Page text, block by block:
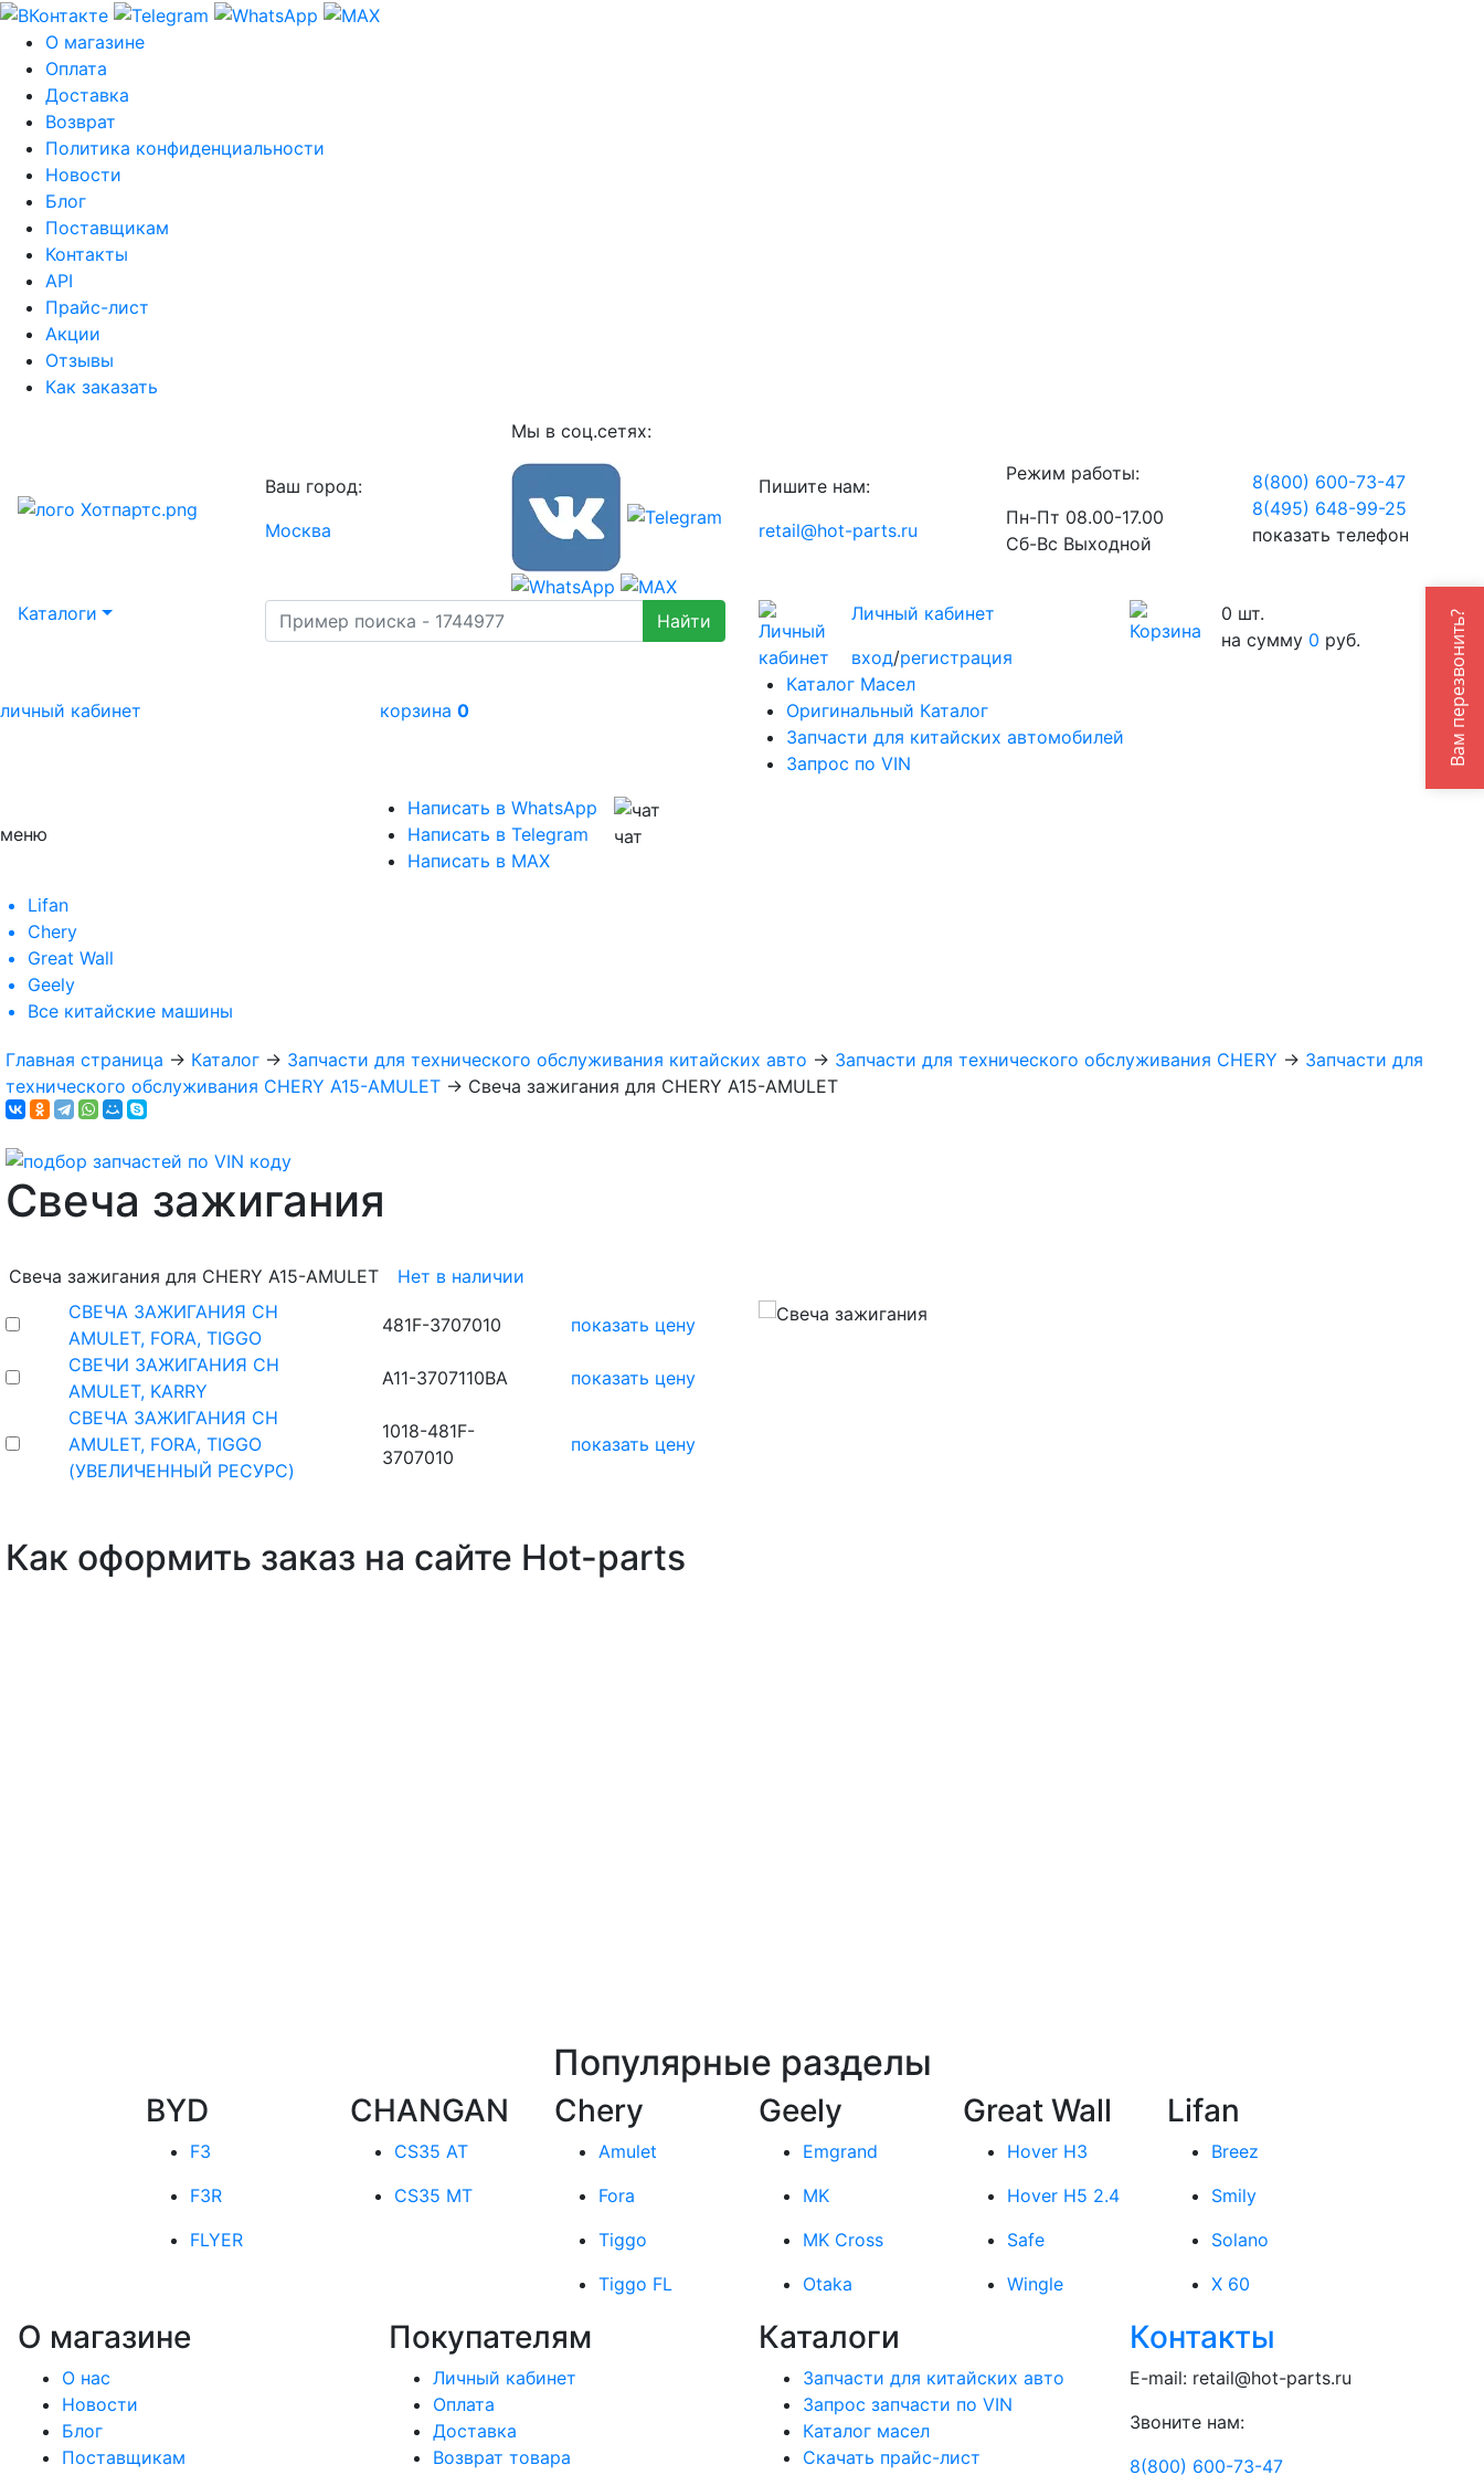
О магазине
Оплата
Доставка
Возврат
Политика конфиденциальности
Новости
Блог
Поставщикам
Контакты
API
Прайс-лист
Акции
Отзывы
Как заказать
Ваш город:
Москва
Мы в соц.сетях:
Пишите нам:
retail@hot-parts.ru
Режим работы:
Пн-Пт 08.00-17.00
Сб-Вс Выходной
8(800) 600-73-47
8(495) 648-99-25
показать телефон
Каталоги
Личный кабинет
вход/регистрация
0 шт.
на сумму 0 руб.
личный кабинет корзина 0
Каталог Масел
Оригинальный Каталог
Запчасти для китайских автомобилей
Запрос по VIN
меню
Написать в WhatsApp
Написать в Telegram
Написать в MAX
чат
Lifan
Chery
Great Wall
Geely
Все китайские машины
Главная страница → Каталог → Запчасти для технического обслуживания китайских авто → Запчасти для технического обслуживания CHERY → Запчасти для
технического обслуживания CHERY A15-AMULET → Свеча зажигания для CHERY A15-AMULET
Свеча зажигания
Свеча зажигания для CHERY A15-AMULET
Нет в наличии
СВЕЧА ЗАЖИГАНИЯ CH
AMULET, FORA, TIGGO
481F-3707010
показать цену
СВЕЧИ ЗАЖИГАНИЯ CH
AMULET, KARRY
A11-3707110BA
показать цену
СВЕЧА ЗАЖИГАНИЯ CH
AMULET, FORA, TIGGO
(УВЕЛИЧЕННЫЙ РЕСУРС)
1018-481F-
3707010
показать цену
Как оформить заказ на сайте Hot-parts
Популярные разделы
BYD
F3
F3R
FLYER
CHANGAN
CS35 AT
CS35 MT
Chery
Amulet
Fora
Tiggo
Tiggo FL
Geely
Emgrand
MK
MK Cross
Otaka
Great Wall
Hover H3
Hover H5 2.4
Safe
Wingle
Lifan
Breez
Smily
Solano
X 60
О магазине
О нас
Новости
Блог
Поставщикам
Покупателям
Личный кабинет
Оплата
Доставка
Возврат товара
Каталоги
Запчасти для китайских авто
Запрос запчасти по VIN
Каталог масел
Скачать прайс-лист
Контакты
E-mail: retail@hot-parts.ru
Звоните нам:
8(800) 600-73-47
Вам перезвонить?